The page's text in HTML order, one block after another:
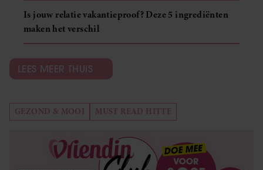
Is jouw relatie vakantieproof? Deze 5 ingrediënten
maken het verschil
LEES MEER THUIS
GEZOND & MOOI MUST READ HITTE